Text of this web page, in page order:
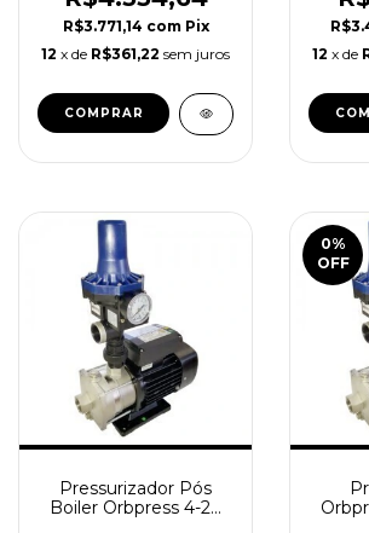
R$3.771,14 com Pix
12 x de R$361,22 sem juros
12 x de
Pressurizador Pós
Boiler Orbpress 4-20
0%
OFF